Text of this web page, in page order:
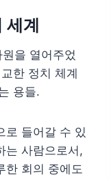
세계
을 열어주었
한 정치 체계
용들.
로 들어갈 수 있
는 사람으로서,
한 회의 중에도